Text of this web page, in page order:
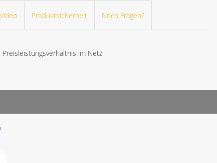
Video Produktsicherheit Noch Fragen?
Preisleistungsverhältnis im Netz